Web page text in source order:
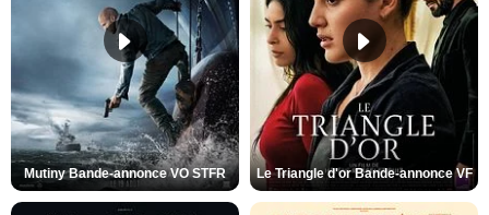
Mutiny Bande-annonce VO STFR Le Triangle d'or Bande-annonce VF